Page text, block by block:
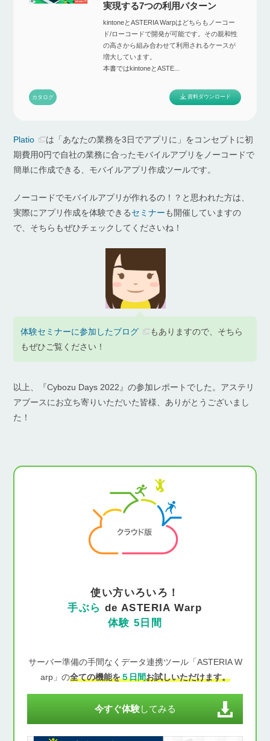
実現する7つの利用パターン
kintoneとASTERIA Warpはどちらもノーコー
ド/ローコードで開発が可能です。その親和性
の高さから組み合わせて利用されるケースが
増大しています。
本書ではkintoneとASTE...
カタログ 資料ダウンロード
Platio
は「あなたの業務を3日でアプリに」をコンセプトに初
期費用0円で自社の業務に合ったモバイルアプリをノーコードで
簡単に作成できる、モバイルアプリ作成ツールです。
ノーコードでモバイルアプリが作れるの！？と思われた方は、
実際にアプリ作成を体験できるセミナーも開催していますの
で、そちらもぜひチェックしてくださいね！
体験セミナーに参加したブログ
もありますので、そちら
もぜひご覧ください！
以上、『Cybozu Days 2022』の参加レポートでした。アステリ
アブースにお立ち寄りいただいた皆様、ありがとうございまし
た！
使い方いろいろ！
手ぶら de ASTERIA Warp
体験 5日間
サーバー準備の手間なくデータ連携ツール「ASTERIA W
arp」の全ての機能を５日間お試しいただけます。
今すぐ体験してみる